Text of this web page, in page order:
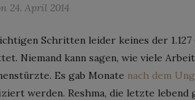
24. April 2014
Schritten leider keines der
Niemand kann sagen, wie viele
Es gab Monate nach dem
werden. Reshma, die letzte lebend